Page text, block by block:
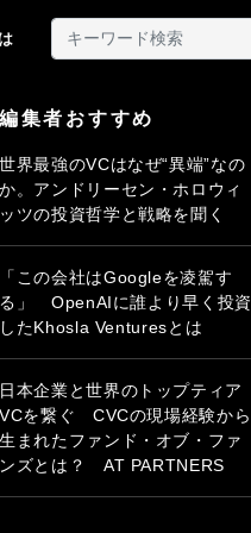
編集者おすすめ
世界最強のVCはなぜ“異端”なの
か。アンドリーセン・ホロウィ
ッツの投資哲学と戦略を聞く
「この会社はGoogleを凌駕す
る」 OpenAIに誰より早く投資
したKhosla Venturesとは
日本企業と世界のトップティア
VCを繋ぐ CVCの現場経験から
生まれたファンド・オブ・ファ
ンズとは？ AT PARTNERS